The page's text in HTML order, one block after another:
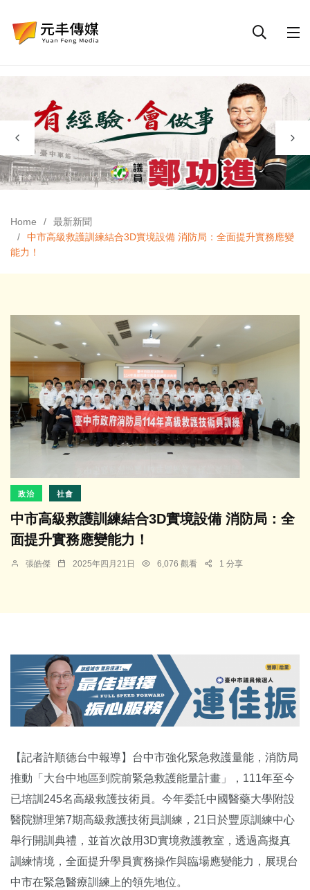
Home
最新新聞
中市高級救護訓練結合3D實境設備 消防局：全面提升實務應變
能力！
政治 社會
中市高級救護訓練結合3D實境設備 消防局：全
面提升實務應變能力！
張皓傑 2025年四月21日 6,076 觀看 1 分享
【記者許順德台中報導】台中市強化緊急救護量能，消防局
推動「大台中地區到院前緊急救護能量計畫」，111年至今
已培訓245名高級救護技術員。今年委託中國醫藥大學附設
醫院辦理第7期高級救護技術員訓練，21日於豐原訓練中心
舉行開訓典禮，並首次啟用3D實境救護教室，透過高擬真
訓練情境，全面提升學員實務操作與臨場應變能力，展現台
中市在緊急醫療訓練上的領先地位。